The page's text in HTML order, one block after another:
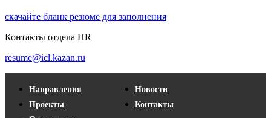
скачайте бланк резюме для заполнения
Контакты отдела HR
resume@icl.kazan.ru
Направления
Проекты
Новости
Контакты